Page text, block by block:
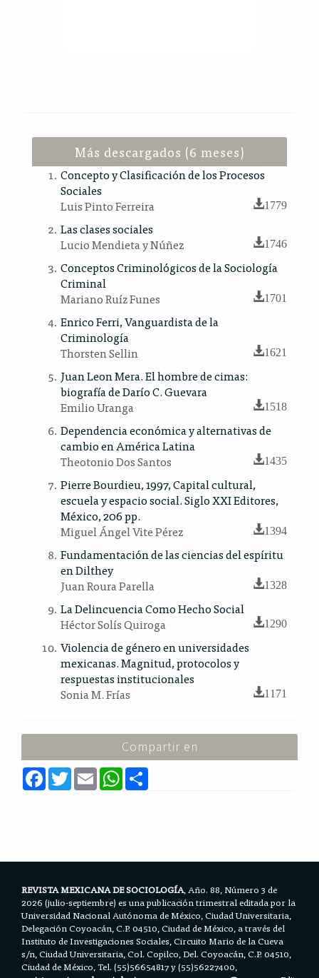
Más descargados (6 meses)
Concepto y Clasificación de los Procesos
Sociales
Luis Pinto Ferreira
1779
Las clases sociales
Lucio Mendieta y Núñez
1746
Conceptos Criminológicos de la Sociología
Criminal
Mariano Ruíz Funes
1701
Enrico Ferri, Vanguardista de la
Criminología
Thorsten Sellin
1621
Juan Leon Mera. El hombre de cimas:
biografía de Darío C. Guevara
Emilio Uranga
1518
Dependencia económica y alternativas de
cambio en América Latina
Theotonio Dos Santos
1435
Pierre Bourdieu, 1997, Capital cultural,
escuela y espacio social. Siglo XXI Editores,
México, 206 pp.
Miguel Ángel Vite Pérez
1394
Fundamentación de las ciencias del espíritu
en Dilthey
Juan Roura Parella
1328
La Delincuencia Como Hecho Social
Héctor Solís Quiroga
1290
Violencia de género en universidades
mexicanas. Magnitud, protocolos y
respuestas institucionales
Sonia M. Frías
1171
Compartir en
F
a
c
T
w
i
E
m
a
W
h
a
REVISTA MEXICANA DE SOCIOLOGÍA, Año. 88, Número 3 de
2026 (julio-septiembre) es una publicación trimestral editada por la
Universidad Nacional Autónoma de México, Ciudad Universitaria,
Delegación Coyoacán, C.P. 04510, Ciudad de México, a través del
Instituto de Investigaciones Sociales, Circuito Mario de la Cueva
s/n, Ciudad Universitaria, Col. Copilco, Del. Coyoacán, C.P. 04510,
Ciudad de México, Tel. (55)56654817 y (55)56227400,